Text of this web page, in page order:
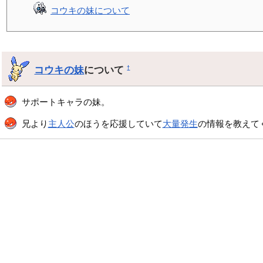
コウキの妹について
コウキの妹について†
サポートキャラの妹。
兄より 主人公のほうを応援していて大量発生の情報を教えて